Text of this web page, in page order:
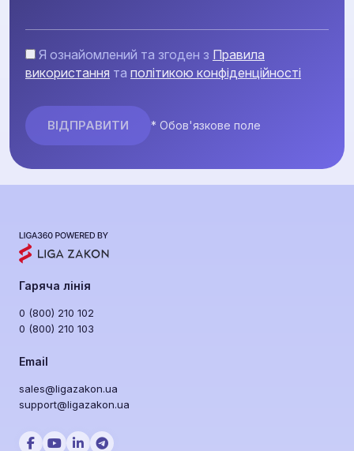
Я ознайомлений та згоден з Правила
використання та політикою конфіденційності
* Обов'язкове поле
Гаряча лінія
0 (800) 210 102
0 (800) 210 103
Email
sales@ligazakon.ua
support@ligazakon.ua